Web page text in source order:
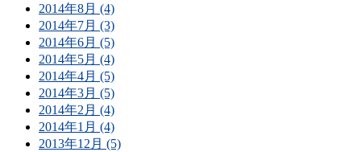
2014年8月 (4)
2014年7月 (3)
2014年6月 (5)
2014年5月 (4)
2014年4月 (5)
2014年3月 (5)
2014年2月 (4)
2014年1月 (4)
2013年12月 (5)